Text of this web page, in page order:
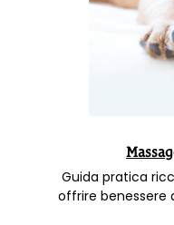
Guida pratica